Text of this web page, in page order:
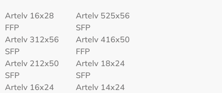
Artelv 16x28
FFP
Artelv 525x56
SFP
Artelv 312x56
SFP
Artelv 416x50
FFP
Artelv 212x50
SFP
Artelv 18x24
SFP
Artelv 16x24
Artelv 14x24